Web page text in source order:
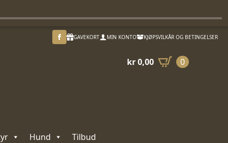
GAVEKORT MIN KONTO KJØPSVILKÅR OG BETINGELSER
kr0,00 0
Hund
Tilbud